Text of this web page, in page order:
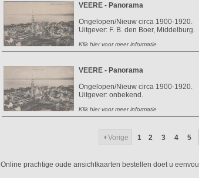
VEERE - Panorama
Ongelopen/Nieuw circa 1900-1920.
Uitgever: F. B. den Boer, Middelburg.
Klik hier voor meer informatie
VEERE - Panorama
Ongelopen/Nieuw circa 1900-1920.
Uitgever: onbekend.
Klik hier voor meer informatie
Vorige 1 2 3 4 5
Online prachtige oude ansichtkaarten bestellen doet u